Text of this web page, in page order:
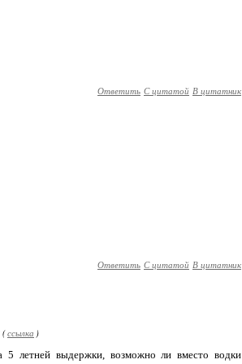
Ответить С цитатой В цитатник
Ответить С цитатой В цитатник
(ссылка )
5 летней выдержки, возможно ли вместо водки